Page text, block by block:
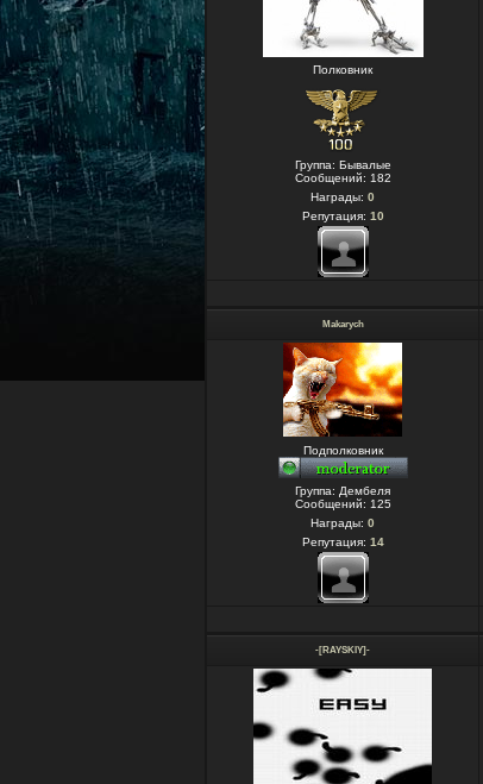
Полковник
Группа: Бывалые
Сообщений: 182
Награды: 0
Репутация: 10
Makarych
Подполковник
Группа: Дембеля
Сообщений: 125
Награды: 0
Репутация: 14
-[RAYSKIY]-